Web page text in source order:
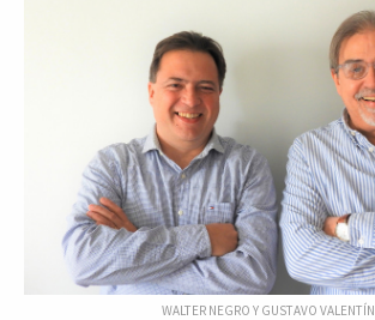
WALTER NEGRO Y GUSTAVO VALENTÍN